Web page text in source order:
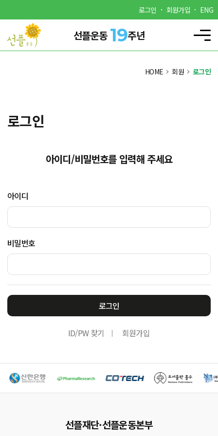
로그인 회원가입 ENG
선플운동 19주년
HOME 회원 로그인
로그인
아이디/비밀번호를 입력해 주세요
아이디
비밀번호
로그인
ID/PW 찾기 회원가입
선플재단·선플운동본부